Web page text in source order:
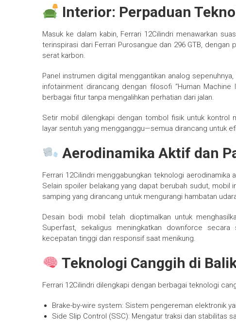
Interior: Perpaduan
Masuk ke dalam kabin, Ferrari 12Cilindri menawarkan
terinspirasi dari Ferrari Purosangue dan 296 GTB,
serat karbon.
Panel instrumen digital menggantikan analog
infotainment dirancang dengan filosofi “Human
berbagai fitur tanpa mengalihkan perhatian dari jalan.
Setir mobil dilengkapi dengan tombol fisik untuk kontrol
layar sentuh yang mengganggu—semua dirancang untuk
Aerodinamika Aktif dan
Ferrari 12Cilindri menggabungkan teknologi
Selain spoiler belakang yang dapat berubah sudut, mobil
samping yang dirancang untuk mengurangi hambatan
Desain bodi mobil telah dioptimalkan untuk
Superfast, sekaligus meningkatkan downforce
kecepatan tinggi dan responsif saat menikung.
Teknologi Canggih di
Ferrari 12Cilindri dilengkapi dengan berbagai teknologi
Brake-by-wire system: Sistem pengereman elektronik
Side Slip Control (SSC): Mengatur traksi dan stabilitas